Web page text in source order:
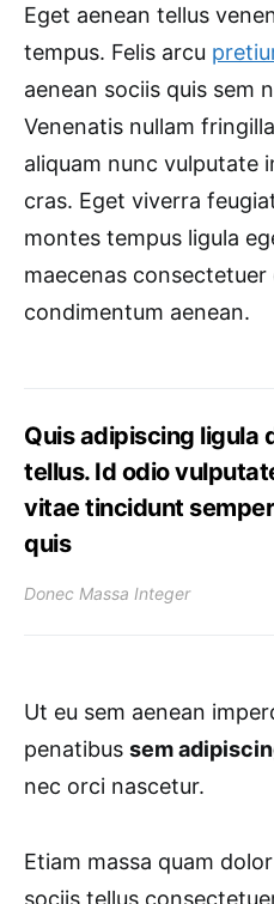
Eget aenean tellus
tempus. Felis arcu
aenean sociis quis sem
Venenatis nullam
aliquam nunc vulputate
cras. Eget viverra
montes tempus ligula
maecenas
condimentum aenean.
Quis adipiscing ligula
tellus. Id odio
vitae tincidunt
quis
Donec Massa Integer
Ut eu sem aenean
penatibus sem
nec orci nascetur.
Etiam massa quam
sociis tellus